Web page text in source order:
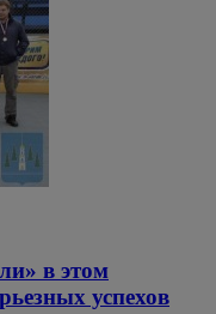
в этом
успехов